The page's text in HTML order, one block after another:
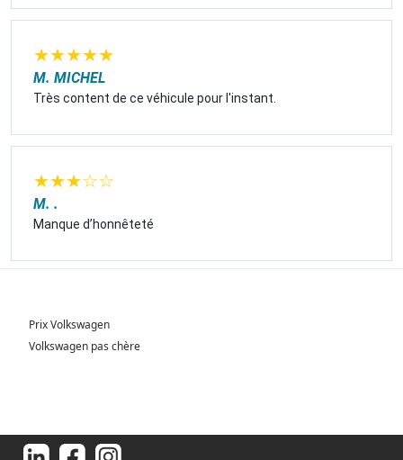
★★★★★
M. MICHEL
Très content de ce véhicule pour l'instant.
★★★☆☆
M. .
Manque d’honnêteté
Prix Volkswagen
Volkswagen pas chère